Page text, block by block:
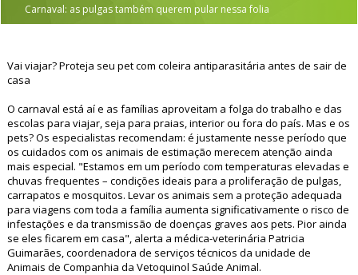
Carnaval: as pulgas também querem pular nessa folia
Vai viajar? Proteja seu pet com coleira antiparasitária antes de sair de
casa
O carnaval está aí e as famílias aproveitam a folga do trabalho e das
escolas para viajar, seja para praias, interior ou fora do país. Mas e os
pets? Os especialistas recomendam: é justamente nesse período que
os cuidados com os animais de estimação merecem atenção ainda
mais especial. "Estamos em um período com temperaturas elevadas e
chuvas frequentes – condições ideais para a proliferação de pulgas,
carrapatos e mosquitos. Levar os animais sem a proteção adequada
para viagens com toda a família aumenta significativamente o risco de
infestações e da transmissão de doenças graves aos pets. Pior ainda
se eles ficarem em casa", alerta a médica-veterinária Patricia
Guimarães, coordenadora de serviços técnicos da unidade de
Animais de Companhia da Vetoquinol Saúde Animal.